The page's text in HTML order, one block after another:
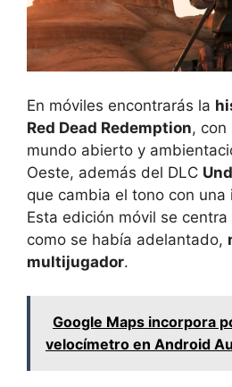
En móviles encontrarás la
Red Dead Redemption, con
mundo abierto y
Oeste, además del DLC
que cambia el tono con una
Esta edición móvil se
como se había adelantado,
multijugador.
Google Maps incorpora
velocímetro en Android